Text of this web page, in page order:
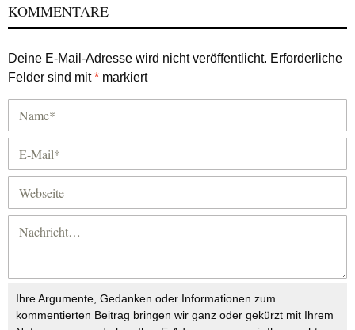
KOMMENTARE
Deine E-Mail-Adresse wird nicht veröffentlicht. Erforderliche
Felder sind mit* markiert
Ihre Argumente, Gedanken oder Informationen zum
kommentierten Beitrag bringen wir ganz oder gekürzt mit Ihrem